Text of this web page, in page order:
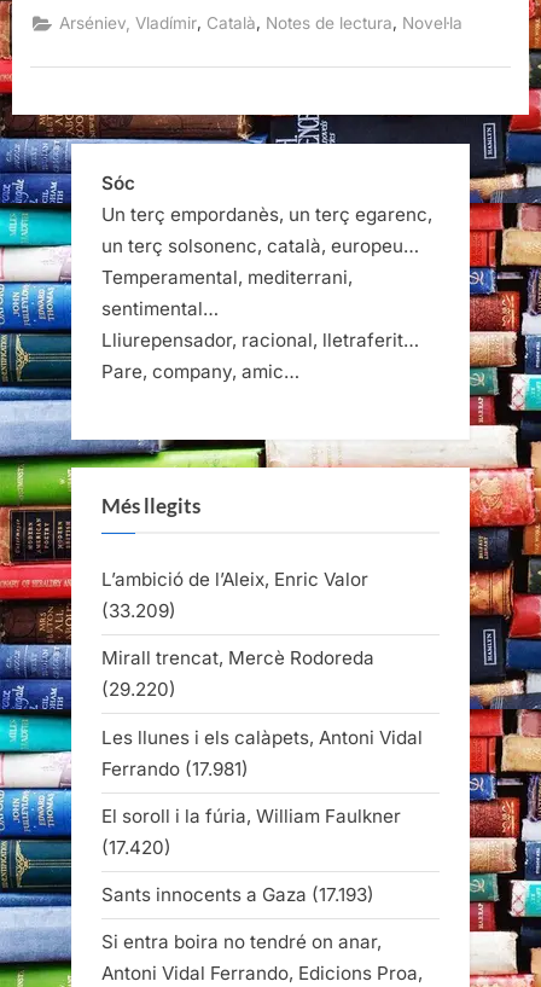
Arséniev”
Arséniev, Vladímir, Català, Notes de lectura, Novel·la
Sóc
Un terç empordanès, un terç egarenc,
un terç solsonenc, català, europeu…
Temperamental, mediterrani,
sentimental…
Lliurepensador, racional, lletraferit…
Pare, company, amic…
Més llegits
L’ambició de l’Aleix, Enric Valor
(33.209)
Mirall trencat, Mercè Rodoreda
(29.220)
Les llunes i els calàpets, Antoni Vidal
Ferrando (17.981)
El soroll i la fúria, William Faulkner
(17.420)
Sants innocents a Gaza (17.193)
Si entra boira no tendré on anar,
Antoni Vidal Ferrando, Edicions Proa,